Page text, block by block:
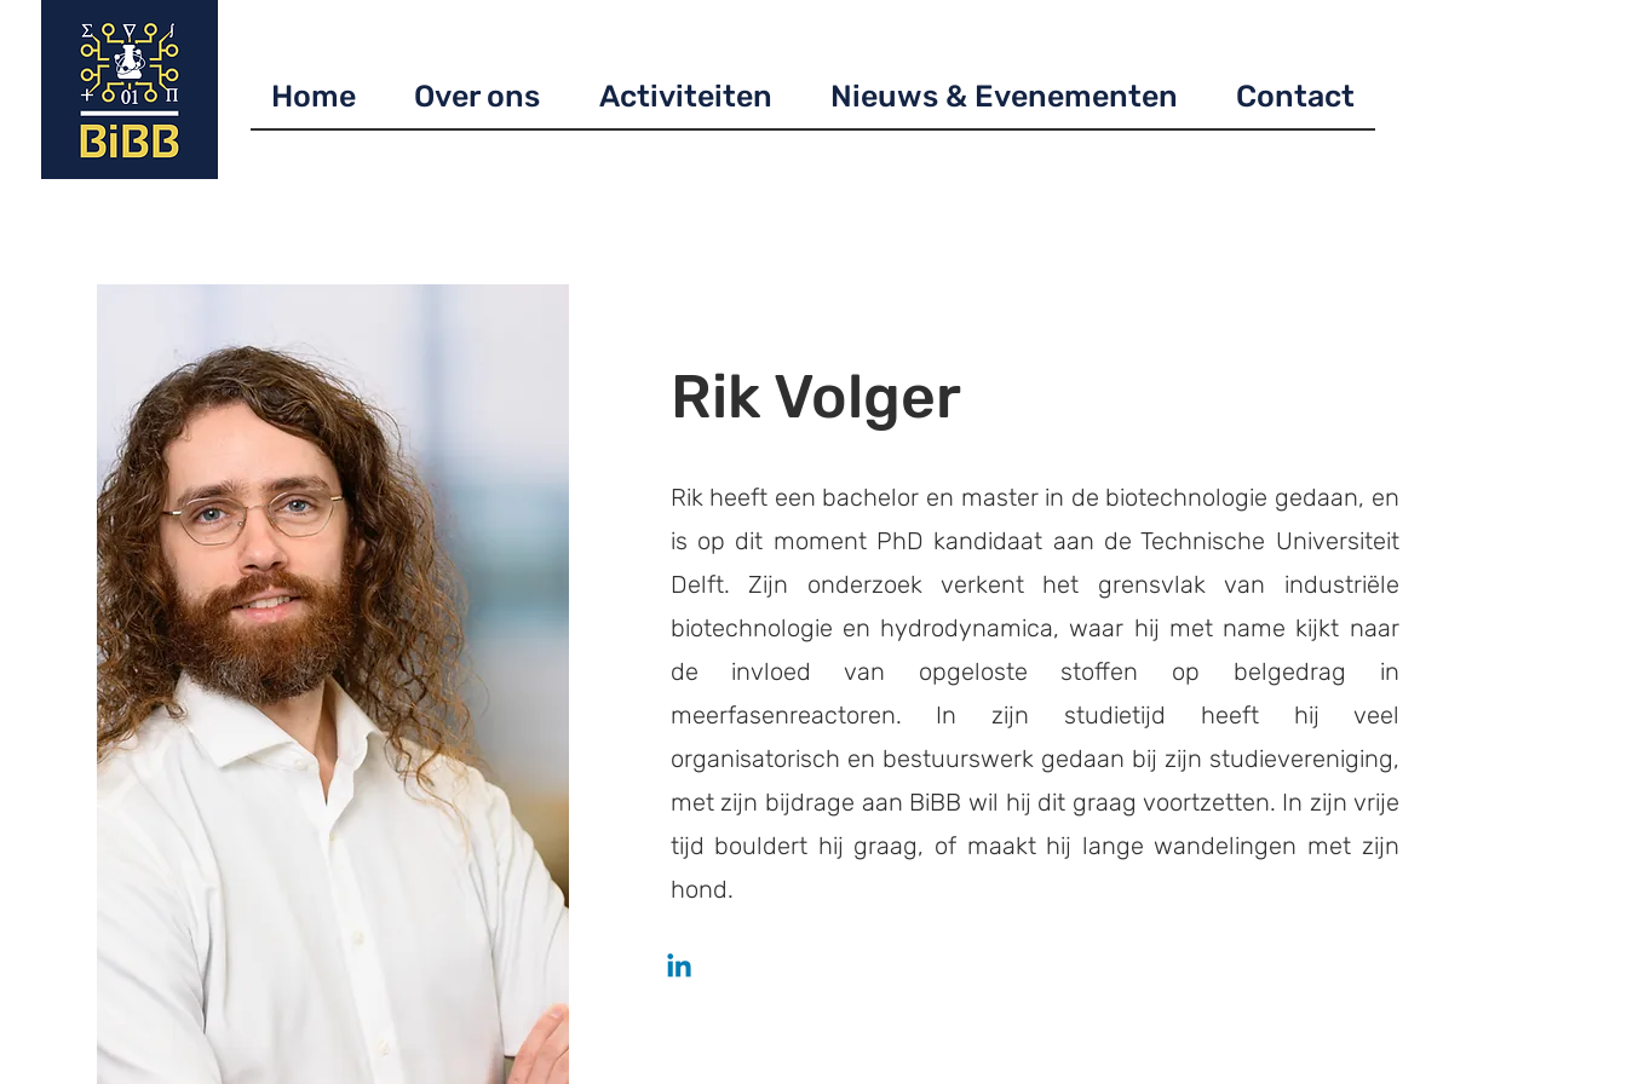
Home Over ons Activiteiten Nieuws & Evenementen Contact
Rik Volger
Rik heeft een bachelor en master in de biotechnologie gedaan, en
is op dit moment PhD kandidaat aan de Technische Universiteit
Delft. Zijn onderzoek verkent het grensvlak van industriële
biotechnologie en hydrodynamica, waar hij met name kijkt naar
de invloed van opgeloste stoffen op belgedrag in
meerfasenreactoren. In zijn studietijd heeft hij veel
organisatorisch en bestuurswerk gedaan bij zijn studievereniging,
met zijn bijdrage aan BiBB wil hij dit graag voortzetten. In zijn vrije
tijd bouldert hij graag, of maakt hij lange wandelingen met zijn
hond.